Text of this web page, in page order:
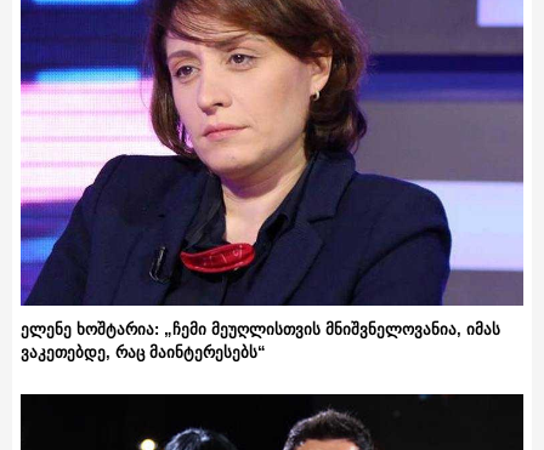
ელენე ხოშტარია: „ჩემი მეუღლისთვის მნიშვნელოვანია, იმას
ვაკეთებდე, რაც მაინტერესებს“